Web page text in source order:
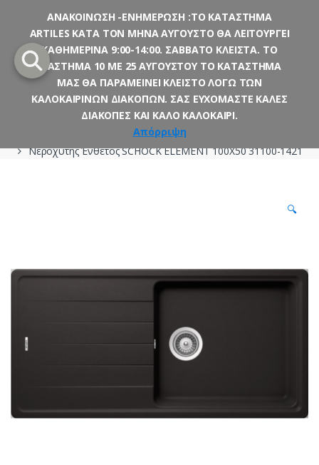
navigation
content
Κουζίνα Νεροχύτες Ένθετοι
Νεροχύτης Ένθετος SCHOCK ELEMENT 100X50 31100-1421
🔍
ΑΝΑΚΟΙΝΩΣΗ -ΕΝΗΜΕΡΩΣΗ :ΤΟ ΚΑΤΑΣΤΗΜΑ
ARTILES ΚΑΤΑ ΤΟΝ ΜΗΝΑ ΑΥΓΟΥΣΤΟ ΘΑ ΛΕΙΤΟΥΡΓΕΙ
ΚΑΘΗΜΕΡΙΝΑ 9:00-14:00. ΣΑΒΒΑΤΟ ΚΛΕΙΣΤΑ. ΤΟ
ΔΙΑΣΤΗΜΑ 10 ΜΕ 25 ΑΥΓΟΥΣΤΟΥ ΤΟ ΚΑΤΑΣΤΗΜΑ
ΜΑΣ ΘΑ ΠΑΡΑΜΕΙΝΕΙ ΚΛΕΙΣΤΟ ΛΟΓΩ ΤΩΝ
ΚΑΛΟΚΑΙΡΙΝΩΝ ΔΙΑΚΟΠΩΝ. ΣΑΣ ΕΥΧΟΜΑΣΤΕ ΚΑΛΕΣ
ΔΙΑΚΟΠΕΣ ΚΑΙ ΚΑΛΟ ΚΑΛΟΚΑΙΡΙ.
Απόρριψη